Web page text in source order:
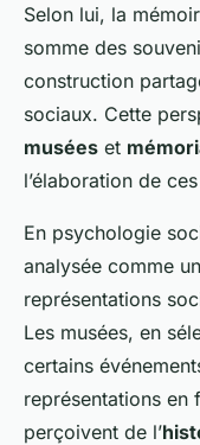
Selon lui, la
somme des
construction
sociaux. Cette
musées et
l’élaboration de
En psychologie
analysée comme
représentations
Les musées, en
certains
représentations en
perçoivent de l’